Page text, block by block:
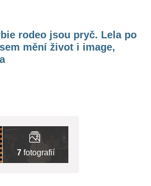
rodeo jsou pryč. Lela po
mění život i image,
7fotografií